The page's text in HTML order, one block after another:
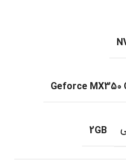
Geforce MX350
2GB